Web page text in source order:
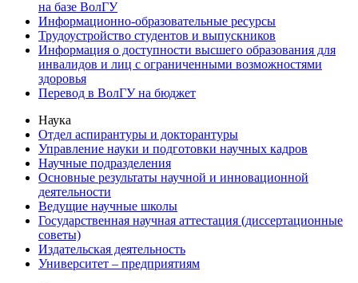
на базе ВолГУ
Информационно-образовательные ресурсы
Трудоустройство студентов и выпускников
Информация о доступности высшего образования для
инвалидов и лиц с ограниченными возможностями
здоровья
Перевод в ВолГУ на бюджет
Наука
Отдел аспирантуры и докторантуры
Управление науки и подготовки научных кадров
Научные подразделения
Основные результаты научной и инновационной
деятельности
Ведущие научные школы
Государственная научная аттестация (диссертационные
советы)
Издательская деятельность
Университет – предприятиям